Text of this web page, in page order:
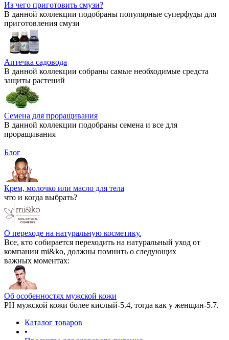
Из чего приготовить смузи?
В данной коллекции подобраны популярные суперфуды для
приготовления смузи
Аптечка садовода
В данной коллекции собраны самые необходимые средста
защиты растений
Семена для проращивания
В данной коллекции подобраны семена и все для
проращивания
Блог
Крем, молочко или масло для тела
что и когда выбрать?
О переходе на натуральную косметику.
Все, кто собирается переходить на натуральный уход от
компании mi&ko, должны помнить о следующих
важных моментах:
Об особенностях мужской кожи
РН мужской кожи более кислый-5.4, тогда как у женщин-5.7.
Каталог товаров
•